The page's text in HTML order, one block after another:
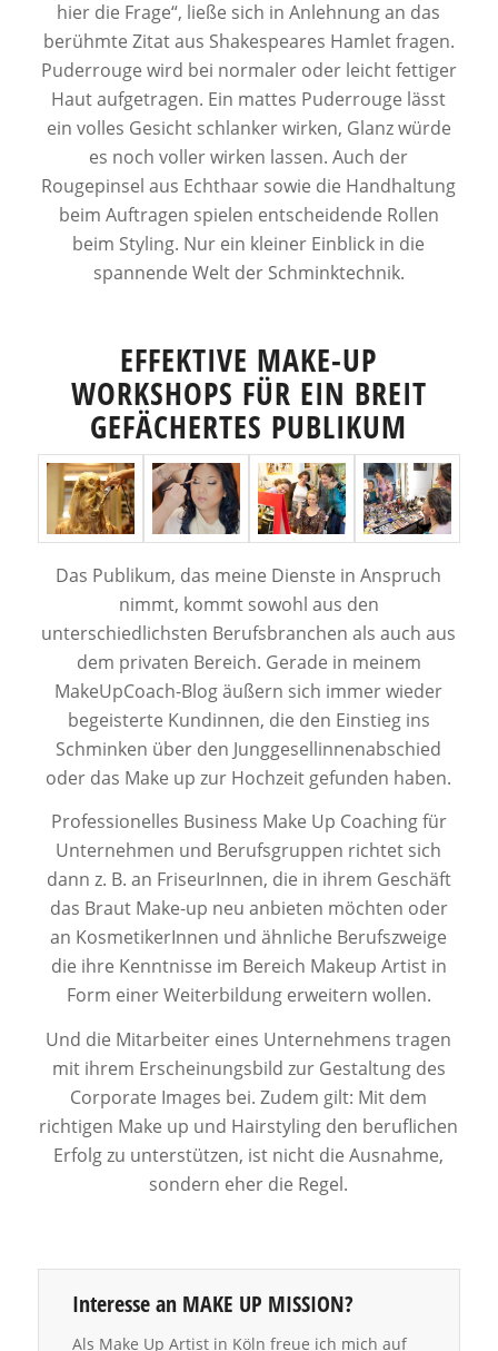
hier die Frage“, ließe sich in Anlehnung an das
berühmte Zitat aus Shakespeares Hamlet fragen.
Puderrouge wird bei normaler oder leicht fettiger
Haut aufgetragen. Ein mattes Puderrouge lässt
ein volles Gesicht schlanker wirken, Glanz würde
es noch voller wirken lassen. Auch der
Rougepinsel aus Echthaar sowie die Handhaltung
beim Auftragen spielen entscheidende Rollen
beim Styling. Nur ein kleiner Einblick in die
spannende Welt der Schminktechnik.
EFFEKTIVE MAKE-UP
WORKSHOPS FÜR EIN BREIT
GEFÄCHERTES PUBLIKUM
Das Publikum, das meine Dienste in Anspruch
nimmt, kommt sowohl aus den
unterschiedlichsten Berufsbranchen als auch aus
dem privaten Bereich. Gerade in meinem
MakeUpCoach-Blog äußern sich immer wieder
begeisterte Kundinnen, die den Einstieg ins
Schminken über den Junggesellinnenabschied
oder das Make up zur Hochzeit gefunden haben.
Professionelles Business Make Up Coaching für
Unternehmen und Berufsgruppen richtet sich
dann z. B. an FriseurInnen, die in ihrem Geschäft
das Braut Make-up neu anbieten möchten oder
an KosmetikerInnen und ähnliche Berufszweige
die ihre Kenntnisse im Bereich Makeup Artist in
Form einer Weiterbildung erweitern wollen.
Und die Mitarbeiter eines Unternehmens tragen
mit ihrem Erscheinungsbild zur Gestaltung des
Corporate Images bei. Zudem gilt: Mit dem
richtigen Make up und Hairstyling den beruflichen
Erfolg zu unterstützen, ist nicht die Ausnahme,
sondern eher die Regel.
Interesse an MAKE UP MISSION?
Als Make Up Artist in Köln freue ich mich auf